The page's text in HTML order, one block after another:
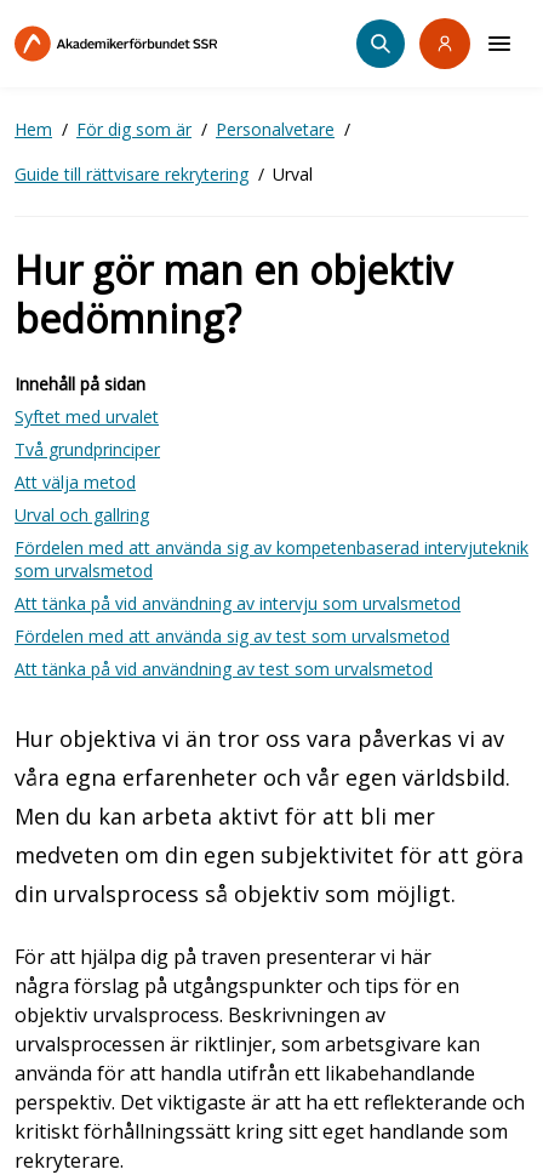
till
Hem För dig som är
Personalvetare
Guide till rättvisare rekrytering
Urval
Hur gör man en objektiv
bedömning?
Innehåll på sidan
Syftet med urvalet
Två grundprinciper
Att välja metod
Urval och gallring
Fördelen med att använda sig av kompetenbaserad intervjuteknik
som urvalsmetod
Att tänka på vid användning av intervju som urvalsmetod
Fördelen med att använda sig av test som urvalsmetod
Att tänka på vid användning av test som urvalsmetod
Hur objektiva vi än tror oss vara påverkas vi av
våra egna erfarenheter och vår egen världsbild.
Men du kan arbeta aktivt för att bli mer
medveten om din egen subjektivitet för att göra
din urvalsprocess så objektiv som möjligt.
För att hjälpa dig på traven presenterar vi här
några förslag på utgångspunkter och tips för en
objektiv urvalsprocess. Beskrivningen av
urvalsprocessen är riktlinjer, som arbetsgivare kan
använda för att handla utifrån ett likabehandlande
perspektiv. Det viktigaste är att ha ett reflekterande och
kritiskt förhållningssätt kring sitt eget handlande som
rekryterare.